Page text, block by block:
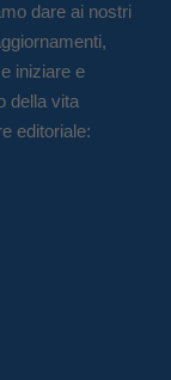
dare ai nostri
iniziare e
della vita
editoriale: